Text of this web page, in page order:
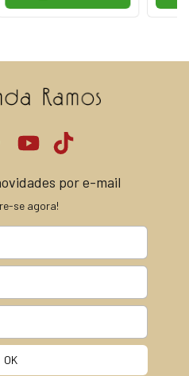
por e-mail
se agora!